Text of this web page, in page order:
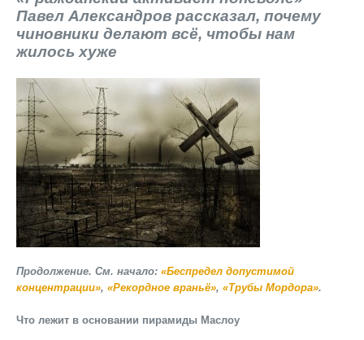
Павел Александров рассказал, почему
чиновники делают всё, чтобы нам
жилось хуже
Продолжение. См. начало: «Беспредел допустимой
концентрации», «Рекордное враньё», «Трубы Мордора».
Что лежит в основании пирамиды Маслоу